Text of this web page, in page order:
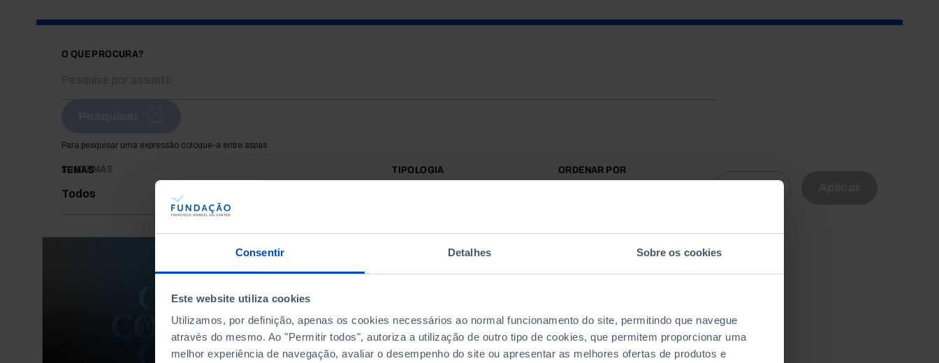
Consentir Detalhes Sobre os cookies
Este website utiliza cookies
Utilizamos, por definição, apenas os cookies necessários ao normal funcionamento do site, permitindo que navegue
através do mesmo. Ao "Permitir todos", autoriza a utilização de outro tipo de cookies, que permitem proporcionar uma
melhor experiência de navegação, avaliar o desempenho do site ou apresentar as melhores ofertas de produtos e
O QUE PROCURA?
Para pesquisar uma expressão coloque-a entre aspas
TEMAS
Todos
SUBTEMAS TIPOLOGIA ORDENAR POR